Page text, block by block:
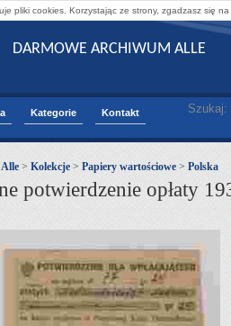
pliki cookies. Korzystając ze strony, zgadzasz się
DARMOWE ARCHIWUM ALLE
Kategorie Kontakt Szukaj:
> Kolekcje > Papiery wartościowe > Polska
potwierdzenie opłaty